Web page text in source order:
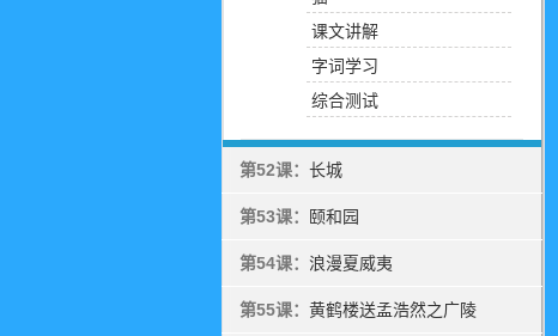
课文讲解
字词学习
综合测试
第52课： 长城
第53课： 颐和园
第54课： 浪漫夏威夷
第55课： 黄鹤楼送孟浩然之广陵